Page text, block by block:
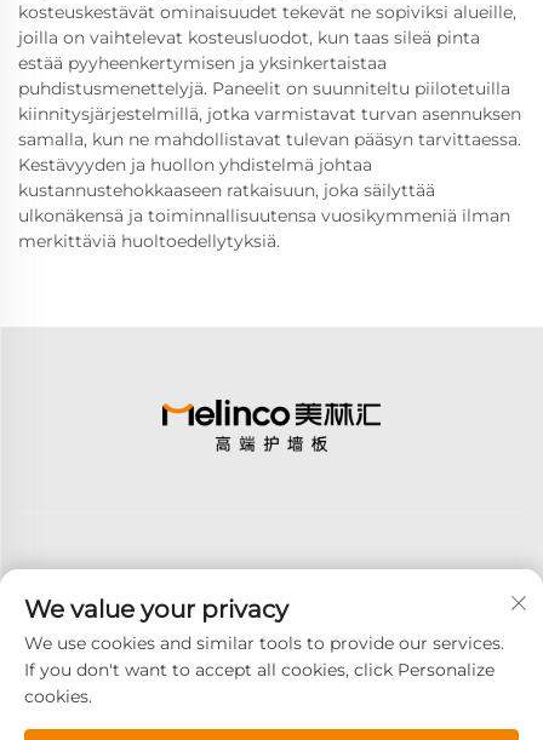
kosteuskestävät ominaisuudet tekevät ne sopiviksi alueille,
joilla on vaihtelevat kosteusluodot, kun taas sileä pinta
estää pyyheenkertymisen ja yksinkertaistaa
puhdistusmenettelyjä. Paneelit on suunniteltu piilotetuilla
kiinnitysjärjestelmillä, jotka varmistavat turvan asennuksen
samalla, kun ne mahdollistavat tulevan pääsyn tarvittaessa.
Kestävyyden ja huollon yhdistelmä johtaa
kustannustehokkaaseen ratkaisuun, joka säilyttää
ulkonäkensä ja toiminnallisuutensa vuosikymmeniä ilman
merkittäviä huoltoedellytyksiä.
Tilaa
We value your privacy
We use cookies and similar tools to provide our services.
If you don't want to accept all cookies, click Personalize
cookies.